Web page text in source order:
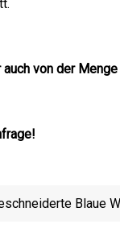
von der Menge
Blaue